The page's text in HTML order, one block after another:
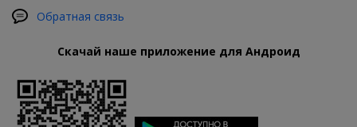
Обратная связь
Скачай наше приложение для Андроид